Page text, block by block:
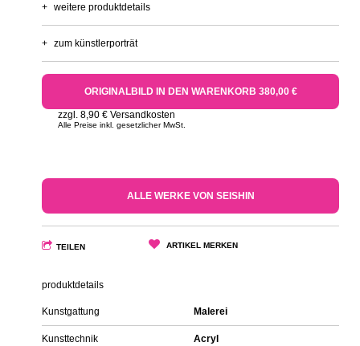
+ weitere produktdetails
+ zum künstlerporträt
ORIGINALBILD IN DEN WARENKORB 380,00 €
zzgl. 8,90 € Versandkosten
Alle Preise inkl. gesetzlicher MwSt.
ALLE WERKE VON SEISHIN
TEILEN ARTIKEL MERKEN
produktdetails
Kunstgattung Malerei
Kunsttechnik Acryl